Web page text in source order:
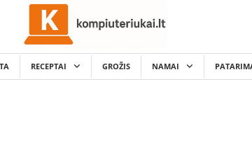
RECEPTAI GROŽIS NAMAI